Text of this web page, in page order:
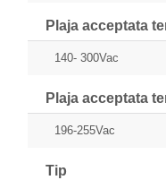
Plaja acceptata
140- 300Vac
Plaja acceptata
196-255Vac
Tip